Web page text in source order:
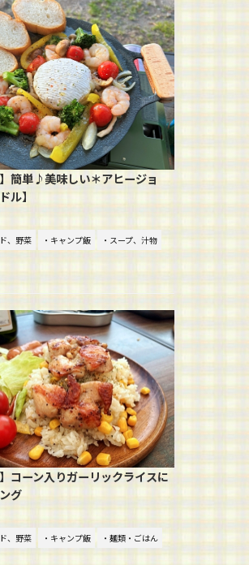
】簡単♪美味しい＊アヒージョ
ル】
、野菜 ・キャンプ飯
・スープ、汁物
コーン入りガーリックライスに
グ
、野菜 ・キャンプ飯 ・麺類・ごはん